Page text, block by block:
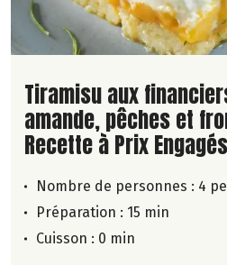
Lire la suite de la
Tiramisu aux
amande, pêches et
Recette à Prix
Nombre de personnes : 4
Préparation : 15 min
Cuisson : 0 min